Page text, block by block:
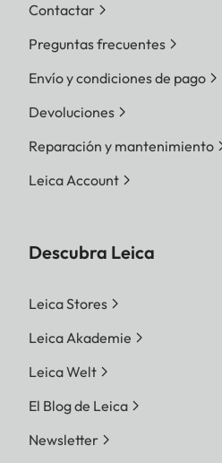
Contactar
Preguntas frecuentes
Envío y condiciones de pago
Devoluciones
Reparación y mantenimiento
Leica Account
Descubra Leica
Leica Stores
Leica Akademie
Leica Welt
El Blog de Leica
Newsletter